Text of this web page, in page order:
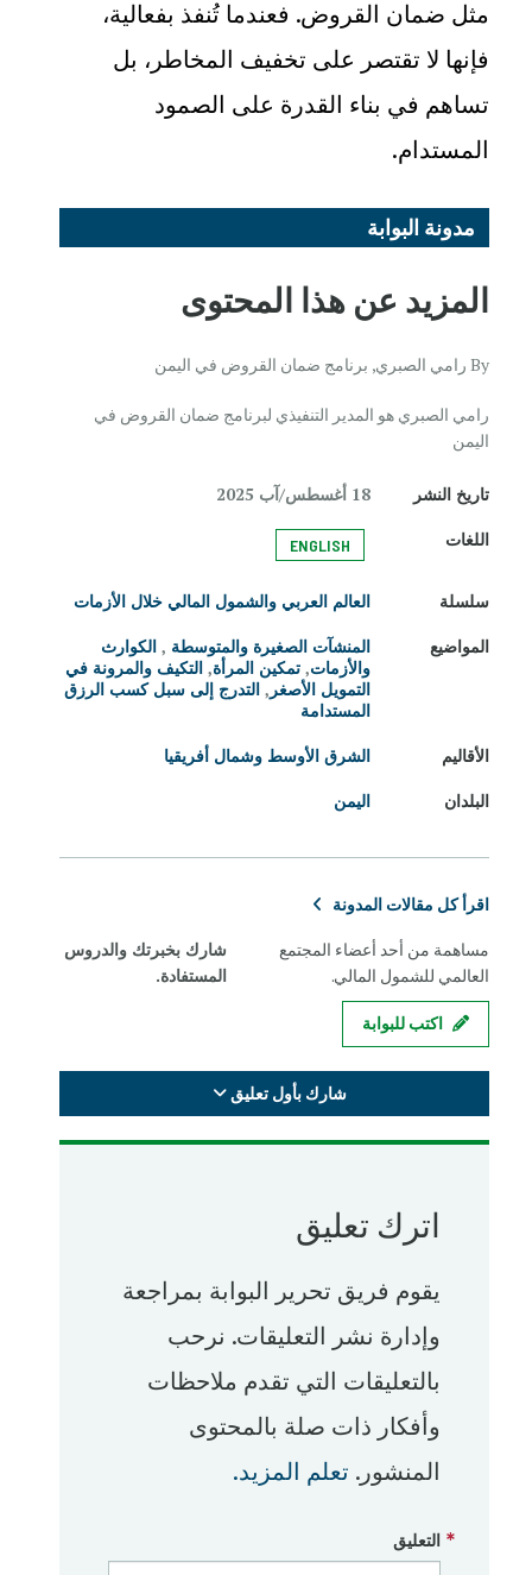
مثل ضمان القروض. فعندما تُنفذ بفعالية،
فإنها لا تقتصر على تخفيف المخاطر، بل
تساهم في بناء القدرة على الصمود
المستدام.
مدونة البوابة
المزيد عن هذا المحتوى
By رامي الصبري, برنامج ضمان القروض في اليمن
رامي الصبري هو المدير التنفيذي لبرنامج ضمان القروض في
اليمن
تاريخ النشر
18 أغسطس/آب 2025
اللغات
ENGLISH
سلسلة
العالم العربي والشمول المالي خلال الأزمات
المواضيع
المنشآت الصغيرة والمتوسطة,الكوارث
والأزمات,تمكين المرأة ,التكيف والمرونة في
التمويل الأصغر,التدرج إلى سبل كسب الرزق
المستدامة
الأقاليم
الشرق الأوسط وشمال أفريقيا
البلدان
اليمن
اقرأ كل مقالات المدونة
مساهمة من أحد أعضاء المجتمع
العالمي للشمول المالي.
شارك بخبرتك والدروس
المستفادة.
اكتب للبوابة
شارك بأول تعليق
اترك تعليق
يقوم فريق تحرير البوابة بمراجعة
وإدارة نشر التعليقات. نرحب
بالتعليقات التي تقدم ملاحظات
وأفكار ذات صلة بالمحتوى
المنشور.تعلم المزيد.
التعليق